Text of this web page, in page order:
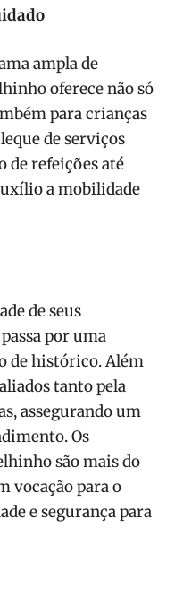
ampla de
oferece não só
para crianças
de serviços
de refeições até
a mobilidade
de seus
por uma
de histórico. Além
tanto pela
assegurando um
Os
são mais do
vocação para o
e segurança para